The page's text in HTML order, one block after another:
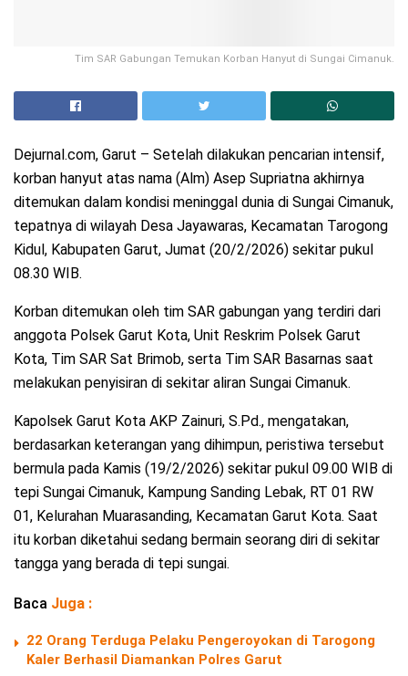
Tim SAR Gabungan Temukan Korban Hanyut di Sungai Cimanuk.
Dejurnal.com, Garut – Setelah dilakukan pencarian intensif,
korban hanyut atas nama (Alm) Asep Supriatna akhirnya
ditemukan dalam kondisi meninggal dunia di Sungai Cimanuk,
tepatnya di wilayah Desa Jayawaras, Kecamatan Tarogong
Kidul, Kabupaten Garut, Jumat (20/2/2026) sekitar pukul
08.30 WIB.
Korban ditemukan oleh tim SAR gabungan yang terdiri dari
anggota Polsek Garut Kota, Unit Reskrim Polsek Garut
Kota, Tim SAR Sat Brimob, serta Tim SAR Basarnas saat
melakukan penyisiran di sekitar aliran Sungai Cimanuk.
Kapolsek Garut Kota AKP Zainuri, S.Pd., mengatakan,
berdasarkan keterangan yang dihimpun, peristiwa tersebut
bermula pada Kamis (19/2/2026) sekitar pukul 09.00 WIB di
tepi Sungai Cimanuk, Kampung Sanding Lebak, RT 01 RW
01, Kelurahan Muarasanding, Kecamatan Garut Kota. Saat
itu korban diketahui sedang bermain seorang diri di sekitar
tangga yang berada di tepi sungai.
Baca Juga :
22 Orang Terduga Pelaku Pengeroyokan di Tarogong
Kaler Berhasil Diamankan Polres Garut